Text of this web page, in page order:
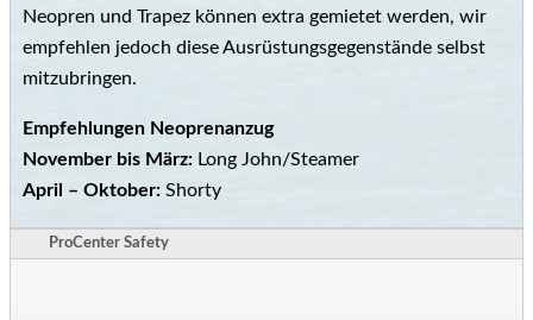
Neopren und Trapez können extra gemietet werden, wir
empfehlen jedoch diese Ausrüstungsgegenstände selbst
mitzubringen.
Empfehlungen Neoprenanzug
November bis März: Long John/Steamer
April – Oktober: Shorty
ProCenter Safety